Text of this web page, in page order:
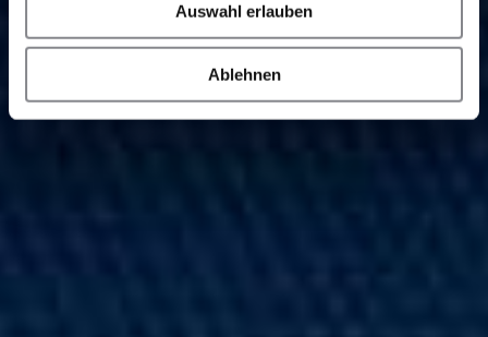
Auswahl erlauben
Ablehnen